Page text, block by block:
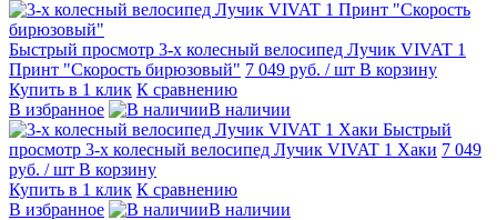
Быстрый просмотр 3-х колесный велосипед Лучик VIVAT 1
Принт "Скорость бирюзовый" 7 049 руб. / шт В корзину
Купить в 1 клик К сравнению
В избранное
В наличии
Быстрый
просмотр 3-х колесный велосипед Лучик VIVAT 1 Хаки 7 049
руб. / шт В корзину
Купить в 1 клик К сравнению
В избранное
В наличии